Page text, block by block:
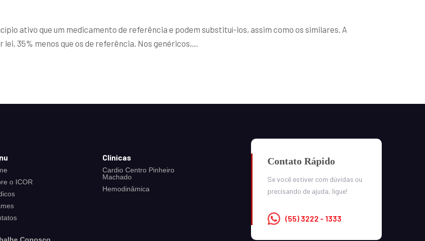
ativo que um medicamento de referência e podem substituí-los, assim como os similares. A
35% menos que os de referência. Nos genéricos,…
o ICOR
Clínicas
Cardio Centro Pinheiro
Machado
Hemodinâmica
Contato Rápido
Se você estiver com dúvidas ou
precisando de ajuda, ligue!
(55) 3222 - 1333